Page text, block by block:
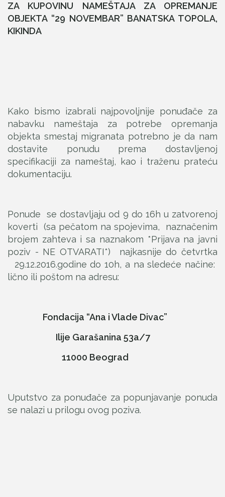
ZA KUPOVINU NAMEŠTAJA ZA OPREMANJE
OBJEKTA “29 NOVEMBAR” BANATSKA TOPOLA,
KIKINDA
Kako bismo izabrali najpovoljnije ponuđače za
nabavku nameštaja za potrebe opremanja
objekta smestaj migranata potrebno je da nam
dostavite ponudu prema dostavljenoj
specifikaciji za nameštaj, kao i traženu prateću
dokumentaciju.
Ponude se dostavljaju od 9 do 16h u zatvorenoj
koverti (sa pečatom na spojevima, naznačenim
brojem zahteva i sa naznakom *Prijava na javni
poziv - NE OTVARATI*) najkasnije do četvrtka
29.12.2016.godine do 10h, a na sledeće načine:
lično ili poštom na adresu:
Fondacija “Ana i Vlade Divac”
Ilije Garašanina 53a/7
11000 Beograd
Uputstvo za ponuđače za popunjavanje ponuda
se nalazi u prilogu ovog poziva.